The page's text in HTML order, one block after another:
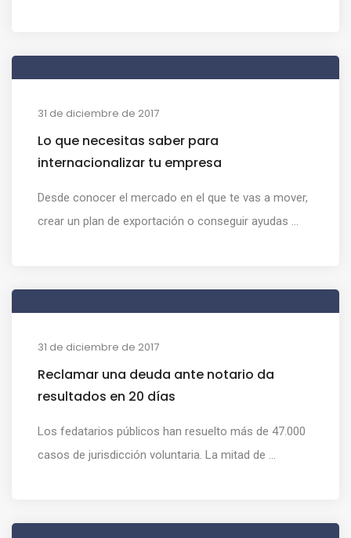
31 de diciembre de 2017
Lo que necesitas saber para
internacionalizar tu empresa
Desde conocer el mercado en el que te vas a mover,
crear un plan de exportación o conseguir ayudas ...
31 de diciembre de 2017
Reclamar una deuda ante notario da
resultados en 20 días
Los fedatarios públicos han resuelto más de 47.000
casos de jurisdicción voluntaria. La mitad de ...